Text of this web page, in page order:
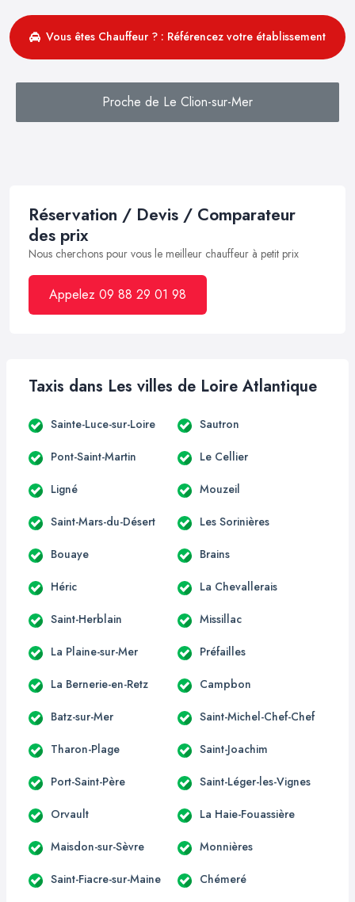
Vous êtes Chauffeur ? : Référencez votre établissement
Proche de Le Clion-sur-Mer
Réservation / Devis / Comparateur
des prix
Nous cherchons pour vous le meilleur chauffeur à petit prix
Appelez 09 88 29 01 98
Taxis dans Les villes de Loire Atlantique
Sainte-Luce-sur-Loire Sautron
Pont-Saint-Martin Le Cellier
Ligné Mouzeil
Saint-Mars-du-Désert Les Sorinières
Bouaye Brains
Héric La Chevallerais
Saint-Herblain Missillac
La Plaine-sur-Mer Préfailles
La Bernerie-en-Retz Campbon
Batz-sur-Mer Saint-Michel-Chef-Chef
Tharon-Plage Saint-Joachim
Port-Saint-Père Saint-Léger-les-Vignes
Orvault La Haie-Fouassière
Maisdon-sur-Sèvre Monnières
Saint-Fiacre-sur-Maine Chémeré